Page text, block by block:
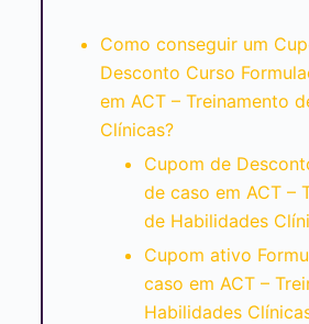
Como conseguir um
Desconto Curso
em ACT – Treinamento
Clínicas?
Cupom de
de caso em ACT –
de Habilidades
Cupom ativo
caso em ACT –
Habilidades